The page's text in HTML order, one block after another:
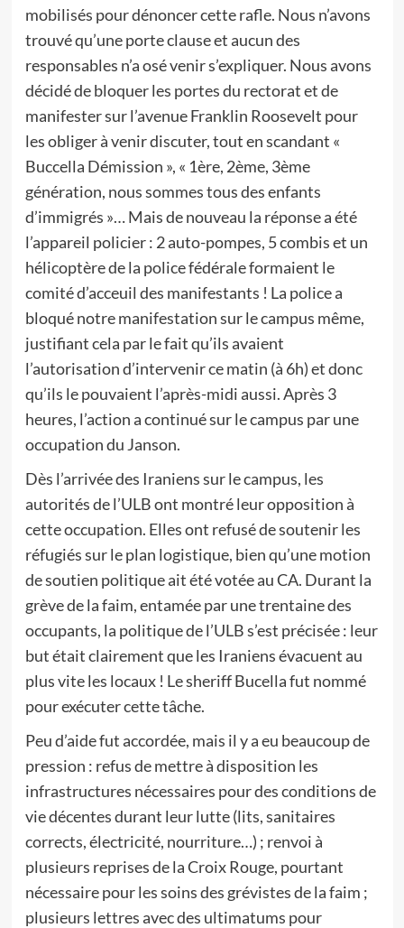
mobilisés pour dénoncer cette rafle. Nous n’avons
trouvé qu’une porte clause et aucun des
responsables n’a osé venir s’expliquer. Nous avons
décidé de bloquer les portes du rectorat et de
manifester sur l’avenue Franklin Roosevelt pour
les obliger à venir discuter, tout en scandant «
Buccella Démission », « 1ère, 2ème, 3ème
génération, nous sommes tous des enfants
d’immigrés »… Mais de nouveau la réponse a été
l’appareil policier : 2 auto-pompes, 5 combis et un
hélicoptère de la police fédérale formaient le
comité d’acceuil des manifestants ! La police a
bloqué notre manifestation sur le campus même,
justifiant cela par le fait qu’ils avaient
l’autorisation d’intervenir ce matin (à 6h) et donc
qu’ils le pouvaient l’après-midi aussi. Après 3
heures, l’action a continué sur le campus par une
occupation du Janson.
Dès l’arrivée des Iraniens sur le campus, les
autorités de l’ULB ont montré leur opposition à
cette occupation. Elles ont refusé de soutenir les
réfugiés sur le plan logistique, bien qu’une motion
de soutien politique ait été votée au CA. Durant la
grève de la faim, entamée par une trentaine des
occupants, la politique de l’ULB s’est précisée : leur
but était clairement que les Iraniens évacuent au
plus vite les locaux ! Le sheriff Bucella fut nommé
pour exécuter cette tâche.
Peu d’aide fut accordée, mais il y a eu beaucoup de
pression : refus de mettre à disposition les
infrastructures nécessaires pour des conditions de
vie décentes durant leur lutte (lits, sanitaires
corrects, électricité, nourriture…) ; renvoi à
plusieurs reprises de la Croix Rouge, pourtant
nécessaire pour les soins des grévistes de la faim ;
plusieurs lettres avec des ultimatums pour